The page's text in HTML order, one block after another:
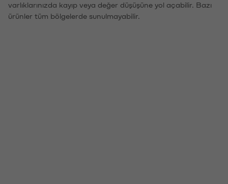
varlıklarınızda kayıp veya değer düşüşüne yol açabilir. Bazı
ürünler tüm bölgelerde sunulmayabilir.